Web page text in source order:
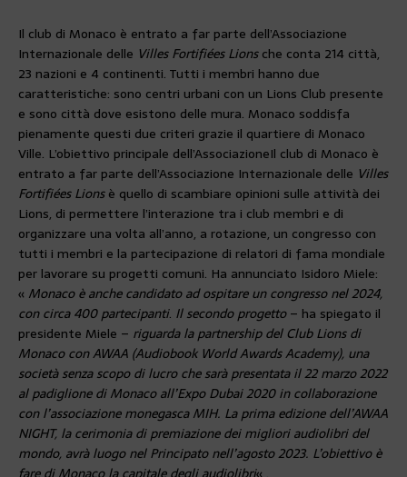
Il club di Monaco è entrato a far parte dell’Associazione
Internazionale delle Villes Fortifiées Lionsche conta 214 città,
23 nazioni e 4 continenti. Tutti i membri hanno due
caratteristiche: sono centri urbani con un Lions Club presente
e sono città dove esistono delle mura. Monaco soddisfa
pienamente questi due criteri grazie il quartiere di Monaco
Ville. L’obiettivo principale dell’AssociazioneIl club di Monaco è
entrato a far parte dell’Associazione Internazionale delle Villes
Fortifiées Lionsè quello di scambiare opinioni sulle attività dei
Lions, di permettere l’interazione tra i club membri e di
organizzare una volta all’anno, a rotazione, un congresso con
tutti i membri e la partecipazione di relatori di fama mondiale
per lavorare su progetti comuni. Ha annunciato Isidoro Miele:
« Monaco è anche candidato ad ospitare un congresso nel 2024,
con circa 400 partecipanti. Il secondo progetto– ha spiegato il
presidente Miele – riguarda la partnership del Club Lions di
Monaco con AWAA (Audiobook World Awards Academy), una
società senza scopo di lucro che sarà presentata il 22 marzo 2022
al padiglione di Monaco all’Expo Dubai 2020 in collaborazione
con l’associazione monegasca MIH. La prima edizione dell’AWAA
NIGHT, la cerimonia di premiazione dei migliori audiolibri del
mondo, avrà luogo nel Principato nell’agosto 2023. L’obiettivo è